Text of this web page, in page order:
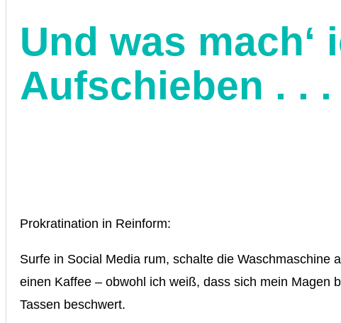
Und was mach‘
Aufschieben . . .
Prokratination in Reinform:
Surfe in Social Media rum, schalte die Waschmaschine
einen Kaffee – obwohl ich weiß, dass sich mein Magen
Tassen beschwert.